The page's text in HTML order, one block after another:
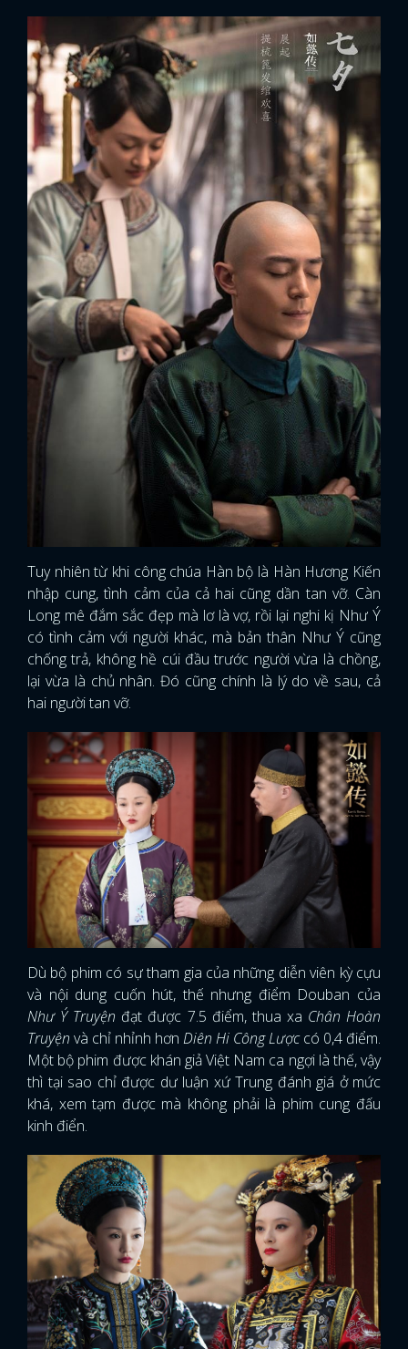
Tuy nhiên từ khi công chúa Hàn bộ là Hàn Hương Kiến
nhập cung, tình cảm của cả hai cũng dần tan vỡ. Càn
Long mê đắm sắc đẹp mà lơ là vợ, rồi lại nghi kị Như Ý
có tình cảm với người khác, mà bản thân Như Ý cũng
chống trả, không hề cúi đầu trước người vừa là chồng,
lại vừa là chủ nhân. Đó cũng chính là lý do về sau, cả
hai người tan vỡ.
Dù bộ phim có sự tham gia của những diễn viên kỳ cựu
và nội dung cuốn hút, thế nhưng điểm Douban của
Như Ý Truyện đạt được 7.5 điểm, thua xa Chân Hoàn
Truyện và chỉ nhỉnh hơn Diên Hi Công Lượccó 0,4 điểm.
Một bộ phim được khán giả Việt Nam ca ngợi là thế, vậy
thì tại sao chỉ được dư luận xứ Trung đánh giá ở mức
khá, xem tạm được mà không phải là phim cung đấu
kinh điển.